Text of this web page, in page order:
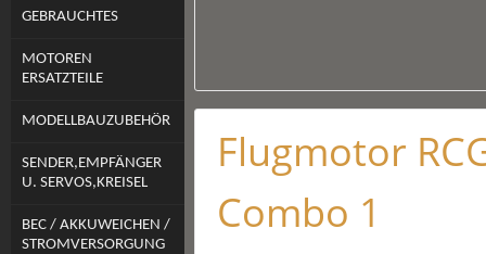
GEBRAUCHTES
MOTOREN
ERSATZTEILE
MODELLBAUZUBEHÖR
SENDER,EMPFÄNGER
U. SERVOS,KREISEL
BEC / AKKUWEICHEN /
STROMVERSORGUNG
Flugmotor
Combo 1